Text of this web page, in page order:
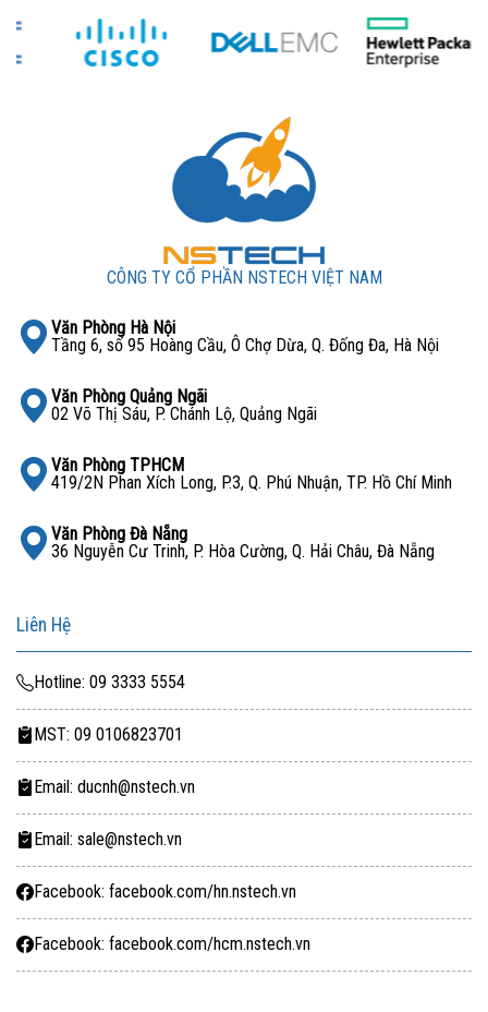
CÔNG TY CỔ PHẦN NSTECH VIỆT NAM
Văn Phòng Hà Nội
Tầng 6, số 95 Hoàng Cầu, Ô Chợ Dừa, Q. Đống Đa, Hà Nội
Văn Phòng Quảng Ngãi
02 Võ Thị Sáu, P. Chánh Lộ, Quảng Ngãi
Văn Phòng TPHCM
419/2N Phan Xích Long, P.3, Q. Phú Nhuận, TP. Hồ Chí Minh
Văn Phòng Đà Nẵng
36 Nguyễn Cư Trinh, P. Hòa Cường, Q. Hải Châu, Đà Nẵng
Liên Hệ
Hotline: 09 3333 5554
MST: 09 0106823701
Email: ducnh@nstech.vn
Email: sale@nstech.vn
Facebook: facebook.com/hn.nstech.vn
Facebook: facebook.com/hcm.nstech.vn